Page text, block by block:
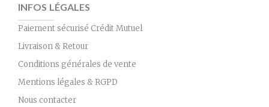
INFOS LÉGALES
Paiement sécurisé Crédit Mutuel
Livraison & Retour
Conditions générales de vente
Mentions légales & RGPD
Nous contacter